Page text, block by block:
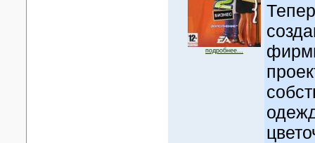
подробнее...